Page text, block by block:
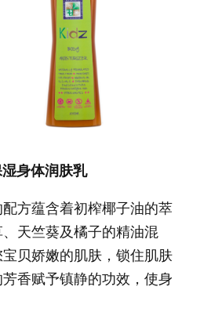
身体润肤乳
方蕴含着初榨椰子油的萃
天竺葵及橘子的精油混
贝娇嫩的肌肤，锁住肌肤
香赋予镇静的功效，使身